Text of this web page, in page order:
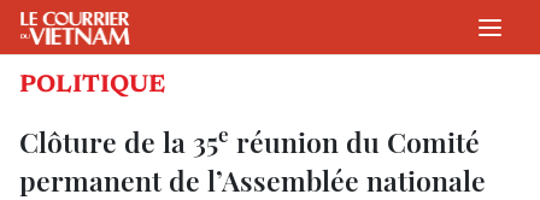
POLITIQUE
Clôture de la 35e réunion du Comité
permanent de l’Assemblée nationale